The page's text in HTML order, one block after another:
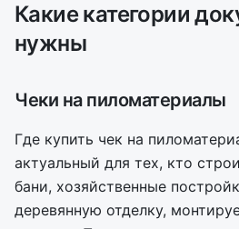
Какие категории
нужны
Чеки на пиломатериалы
Где купить чек на
актуальный для тех, кто
бани, хозяйственные
деревянную отделку,